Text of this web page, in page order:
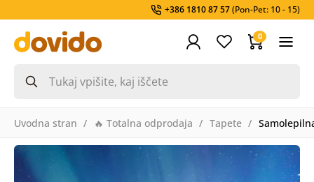
+386 1810 87 57(Pon-Pet: 10 - 15)
0
Uvodna stran 🔥 Totalna odprodaja Tapete